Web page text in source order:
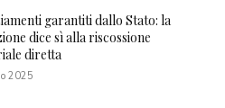
garantiti dallo Stato: la
dice sì alla riscossione
diretta
2025